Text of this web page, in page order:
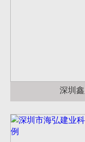
深圳